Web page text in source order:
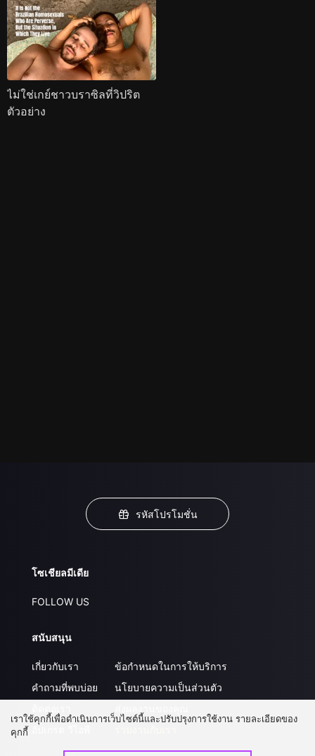
ไม่ใช่เกย์ชาวบราซิลที่วิปริต
ตัวอย่าง
รหัสโปรโมชั่น
โซเชียลมีเดีย
FOLLOW US
สนับสนุน
เกี่ยวกับเรา
คำถามที่พบบ่อย
ข้อกำหนดในการให้บริการ
นโยบายความเป็นส่วนตัว
เราใช้คุกกี้เพื่อดำเนินการเว็บไซต์นี้และปรับปรุงการใช้งาน รายละเอียดของ
คุกกี้